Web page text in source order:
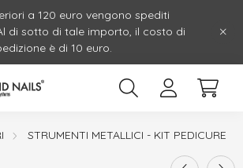
a 120 euro vengono spediti
di sotto di tale importo, il costo di
è di 10 euro.
STRUMENTI METALLICI - KIT PEDICURE